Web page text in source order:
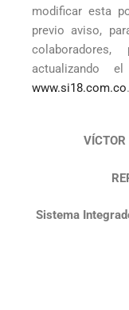
modificar esta
previo aviso,
actualizando
www.si18.com.co.
Sistema